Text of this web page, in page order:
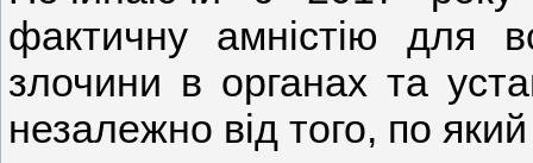
фактичну амністію для
злочини в органах та
незалежно від того, по